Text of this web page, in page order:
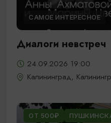
САМОЕ ИНТЕРЕСНОЕ
Диалоги невстреч
24.09.2026 19:00
Калининград,
ОТ 500₽